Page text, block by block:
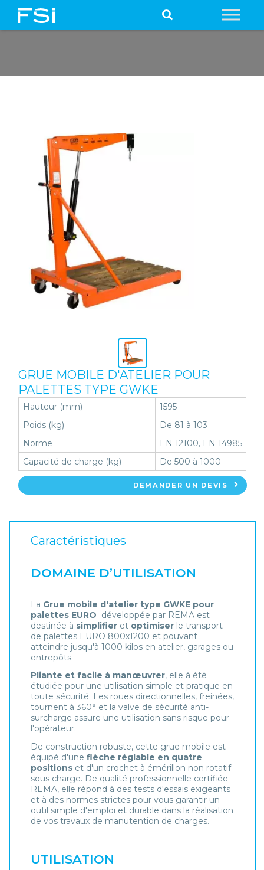
GRUE MOBILE D'ATELIER POUR
PALETTES TYPE GWKE
Hauteur (mm)
1595
Poids (kg)
De 81 à 103
Norme
EN 12100, EN 14985
Capacité de charge (kg)
De 500 à 1000
DEMANDER UN DEVIS
Caractéristiques
DOMAINE D’UTILISATION
La Grue mobile d'atelier type GWKE pour
palettes EURO développée par REMA est
destinée à simplifier et optimiser le transport
de palettes EURO 800x1200 et pouvant
atteindre jusqu'à 1000 kilos en atelier, garages ou
entrepôts.
Pliante et facile à manœuvrer, elle à été
étudiée pour une utilisation simple et pratique en
toute sécurité. Les roues directionnelles, freinées,
tournent à 360° et la valve de sécurité anti-
surcharge assure une utilisation sans risque pour
l'opérateur.
De construction robuste, cette grue mobile est
équipé d'uneflèche réglable en quatre
positions et d'un crochet à émérillon non rotatif
sous charge. De qualité professionnelle certifiée
REMA, elle répond à des tests d'essais exigeants
et à des normes strictes pour vous garantir un
outil simple d'emploi et durable dans la réalisation
de vos travaux de manutention de charges.
UTILISATION